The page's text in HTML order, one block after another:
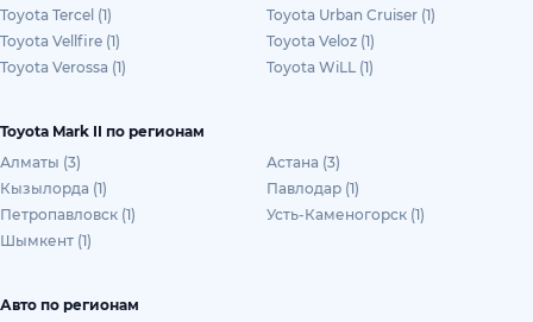
Toyota Tercel (1)
Toyota Urban Cruiser (1)
Toyota Vellfire (1)
Toyota Veloz (1)
Toyota Verossa (1)
Toyota WiLL (1)
Toyota Mark II по регионам
Алматы (3)
Астана (3)
Кызылорда (1)
Павлодар (1)
Петропавловск (1)
Усть-Каменогорск (1)
Шымкент (1)
Авто по регионам